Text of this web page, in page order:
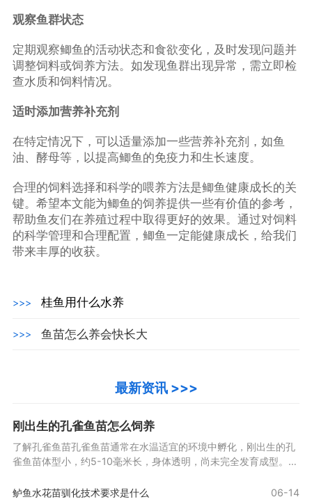
观察鱼群状态
定期观察鲫鱼的活动状态和食欲变化，及时发现问题并
调整饲料或饲养方法。如发现鱼群出现异常，需立即检
查水质和饲料情况。
适时添加营养补充剂
在特定情况下，可以适量添加一些营养补充剂，如鱼
油、酵母等，以提高鲫鱼的免疫力和生长速度。
合理的饲料选择和科学的喂养方法是鲫鱼健康成长的关
键。希望本文能为鲫鱼的饲养提供一些有价值的参考，
帮助鱼友们在养殖过程中取得更好的效果。通过对饲料
的科学管理和合理配置，鲫鱼一定能健康成长，给我们
带来丰厚的收获。
>>> 桂鱼用什么水养
>>> 鱼苗怎么养会快长大
最新资讯 >>>
刚出生的孔雀鱼苗怎么饲养
了解孔雀鱼苗孔雀鱼苗通常在水温适宜的环境中孵化，刚出生的孔
雀鱼苗体型小，约5-10毫米长，身体透明，尚未完全发育成型。它
鲈鱼水花苗驯化技术要求是什么
06-14